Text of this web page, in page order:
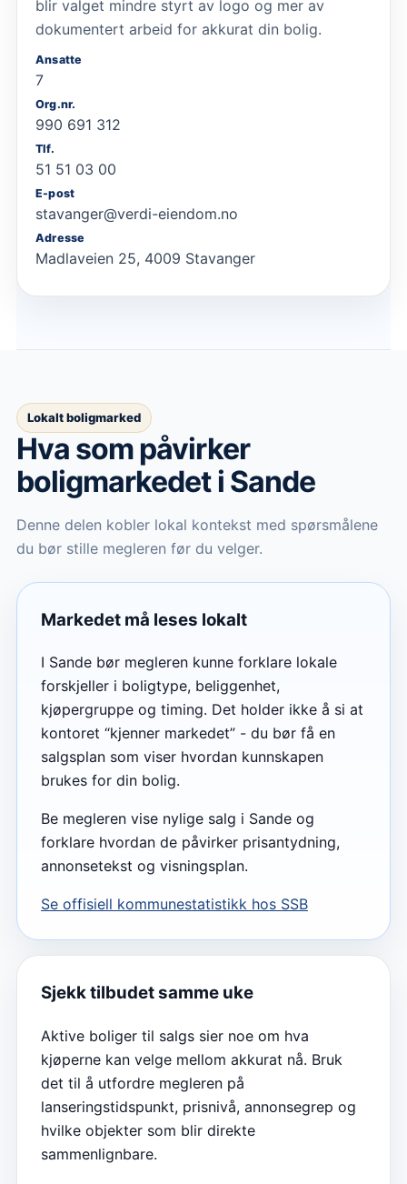
blir valget mindre styrt av logo og mer av
dokumentert arbeid for akkurat din bolig.
Ansatte
7
Org.nr.
990 691 312
Tlf.
51 51 03 00
E-post
stavanger@verdi-eiendom.no
Adresse
Madlaveien 25, 4009 Stavanger
Lokalt boligmarked
Hva som påvirker
boligmarkedeti Sande
Denne delen kobler lokal kontekst med spørsmålene
du bør stille megleren før du velger.
Markedet må leses lokalt
I Sande bør megleren kunne forklare lokale
forskjeller i boligtype, beliggenhet,
kjøpergruppe og timing. Det holder ikke å si at
kontoret “kjenner markedet” - du bør få en
salgsplan som viser hvordan kunnskapen
brukes for din bolig.
Be megleren vise nylige salg i Sande og
forklare hvordan de påvirker prisantydning,
annonsetekst og visningsplan.
Se offisiell kommunestatistikk hos SSB
Sjekk tilbudet samme uke
Aktive boliger til salgs sier noe om hva
kjøperne kan velge mellom akkurat nå. Bruk
det til å utfordre megleren på
lanseringstidspunkt, prisnivå, annonsegrep og
hvilke objekter som blir direkte
sammenlignbare.